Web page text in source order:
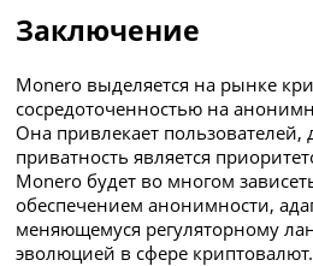
Заключение
Monero выделяется на рынке
сосредоточенностью на
Она привлекает пользователей,
приватность является
Monero будет во многом
обеспечением анонимности,
меняющемуся регуляторному
эволюцией в сфере криптовалют.